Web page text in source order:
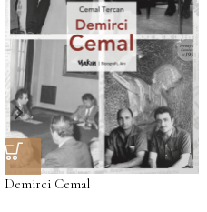
Demirci Cemal